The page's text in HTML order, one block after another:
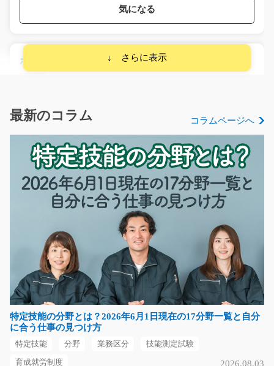
気になる
ホテルのタオルやシーツの仕分け/i02_01036
ます！洗濯は大きな…
時給1160円～
大阪府大阪市北区
気になる
地元の有名店舗での唐揚げの販売のお仕事/y08_00
ショッピングモール内での唐揚げの販売接客をお願い致
します♪小さいブース…
長期（3ヶ月以上）
時給1000円～
福岡県行橋市
気になる
最新のコラム コラムページへ
特定技能の分野とは？2026年6月1日現在の17分野一覧と自分
に合う仕事の見つけ方
特定技能 分野 業務区分 技能測定試験
育成就労制度 2026.08.03